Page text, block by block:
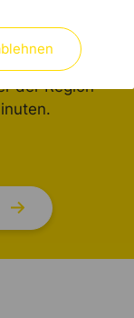
Ihr geplantes
der Region –